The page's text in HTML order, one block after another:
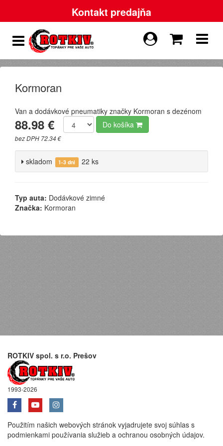
Kontakt predajňa
Kormoran
Van a dodávkové pneumatiky značky Kormoran s dezénom
88.98 €
bez DPH 72.34 €
Do košíka
skladom 1-3 dni 22 ks
Typ auta: Dodávkové zimné
Značka: Kormoran
ROTKIV spol. s r.o. Prešov
1993-2026
Použitím našich webových stránok vyjadrujete svoj súhlas s
podmienkami používania služieb a ochranou osobných údajov.